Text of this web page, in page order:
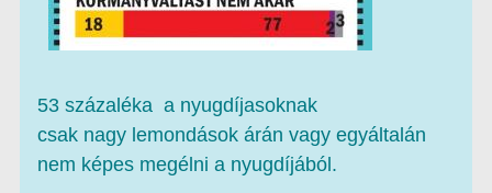
53 százaléka a nyugdíjasoknak
csak nagy lemondások árán vagy egyáltalán
nem képes megélni a nyugdíjából.